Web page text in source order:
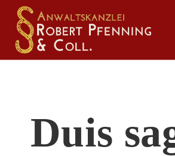
Duis